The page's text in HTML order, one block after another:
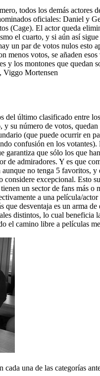
todos los demás
oficiales: Daniel y
(Cage). El actor queda
el cuarto, y si aún así
un par de votos nulos
menos votos, se añaden
y los montones que quedan
Viggo Mortensen
del último clasificado entre
su número de votos,
(que puede ocurrir en
confusión en los
garantiza que sólo los que
de admiradores. Y es que
no tenga 5 favoritos,
considere excepcional. Esto
un sector de fans más
a una película/
que desventaja es un arma
distintos, lo cual
el camino libre a películas
cada una de las categorías